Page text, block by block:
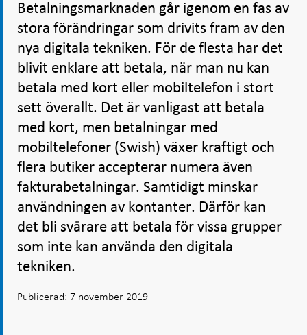
Betalningsmarknaden går igenom en fas av
stora förändringar som drivits fram av den
nya digitala tekniken. För de flesta har det
blivit enklare att betala, när man nu kan
betala med kort eller mobiltelefon i stort
sett överallt. Det är vanligast att betala
med kort, men betalningar med
mobiltelefoner (Swish) växer kraftigt och
flera butiker accepterar numera även
fakturabetalningar. Samtidigt minskar
användningen av kontanter. Därför kan
det bli svårare att betala för vissa grupper
som inte kan använda den digitala
tekniken.
Publicerad: 7 november 2019